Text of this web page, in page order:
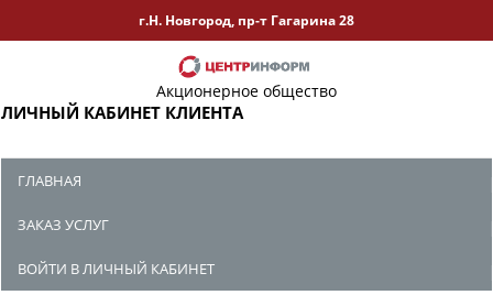
г.Н. Новгород, пр-т Гагарина 28
Акционерное общество
ЛИЧНЫЙ КАБИНЕТ КЛИЕНТА
ГЛАВНАЯ
ЗАКАЗ УСЛУГ
ВОЙТИ В ЛИЧНЫЙ КАБИНЕТ